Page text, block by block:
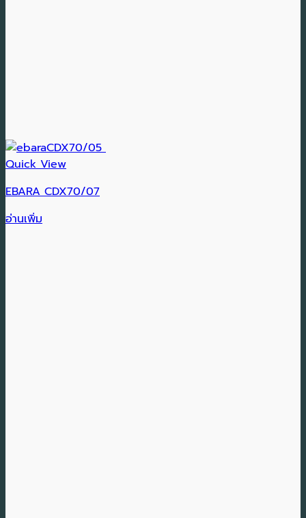
Quick View
EBARA CDX70/07
อ่านเพิ่ม